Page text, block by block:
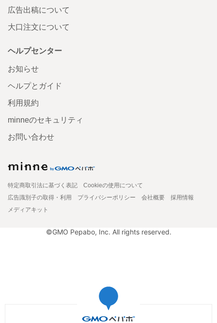
広告出稿について
大口注文について
ヘルプセンター
お知らせ
ヘルプとガイド
利用規約
minneのセキュリティ
お問い合わせ
特定商取引法に基づく表記
Cookieの使用について
広告識別子の取得・利用
プライバシーポリシー 会社概要
採用情報
メディアキット
©GMO Pepabo, Inc. All rights reserved.